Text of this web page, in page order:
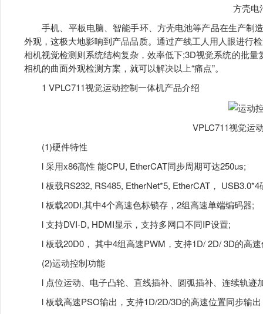
方壳电
手机、平板电脑、智能手环、方壳电池等产品在生产制
外观，这极大地影响到产品品质。通过产线工人用人眼进行
相机视觉检测则系统结构复杂，效率低下;3D视觉系统的批
相机的曲面外观检测方案，就可以解决以上“痛点”。
1 VPLC711视觉运动控制一体机产品介绍
VPLC711视觉运
(1)硬件特性
l 采用x86高性 能CPU, EtherCAT同步周期可达250us;
l 板载RS232, RS485, EtherNet*5, EtherCAT， USB3.0*4
l 板载20DI,其中4个高速色标锁存，2组高速单端编码器;
l 支持DVI-D, HDMI显示，支持多网口不同IP设置;
l 板载20D0， 其中4组高速PWM，支持1D/ 2D/ 3D的高速
(2)运动控制功能
l 点位运动、电子凸轮、直线插补、圆弧插补、连续轨迹
l 板载高速PSO输出，支持1D/2D/3D的高速位置同步输